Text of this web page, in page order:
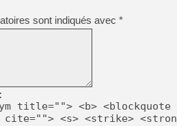
sont indiqués avec *
title=""> <b> <blockquote
cite=""> <s> <strike>